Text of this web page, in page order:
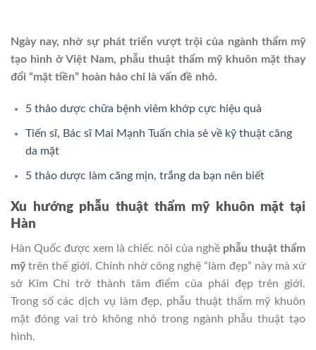
Ngày nay, nhờ sự phát triển vượt trội của ngành thẩm mỹ
tạo hình ở Việt Nam, phẫu thuật thẩm mỹ khuôn mặt thay
đổi “mặt tiền” hoàn hảo chỉ là vấn đề nhỏ.
5 thảo dược chữa bệnh viêm khớp cực hiệu quả
Tiến sĩ, Bác sĩ Mai Mạnh Tuấn chia sẻ về kỹ thuật căng
da mặt
5 thảo dược làm căng mịn, trắng da bạn nên biết
Xu hướng phẫu thuật thẩm mỹ khuôn mặt tại
Hàn
Hàn Quốc được xem là chiếc nôi của nghề phẫu thuật thẩm
mỹtrên thế giới. Chính nhờ công nghệ “làm đẹp” này mà xứ
sở Kim Chi trở thành tâm điểm của phái đẹp trên giới.
Trong số các dịch vụ làm đẹp, phẫu thuật thẩm mỹ khuôn
mặt đóng vai trò không nhỏ trong ngành phẫu thuật tạo
hình.